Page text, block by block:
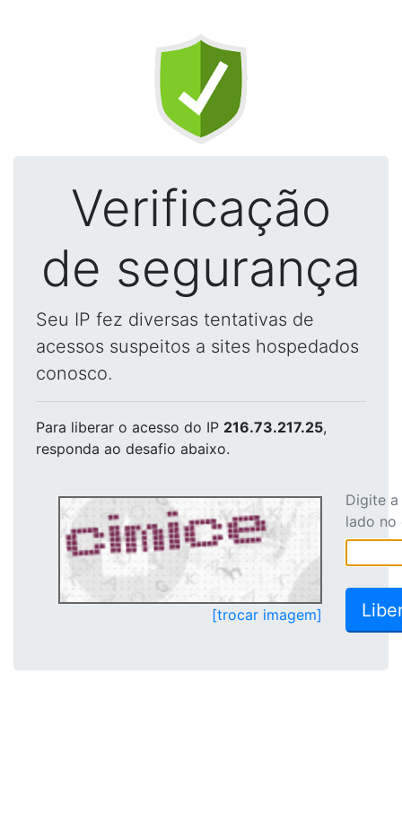
Verificação
de segurança
Seu IP fez diversas tentativas de
acessos suspeitos a sites hospedados
conosco.
Para liberar o acesso do IP 216.73.217.25,
responda ao desafio abaixo.
[trocar imagem]
Digite
lado no